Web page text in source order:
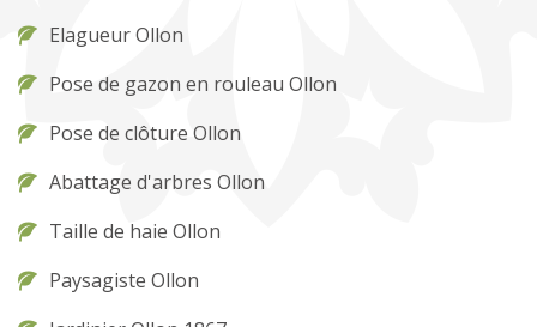
Elagueur Ollon
Pose de gazon en rouleau Ollon
Pose de clôture Ollon
Abattage d'arbres Ollon
Taille de haie Ollon
Paysagiste Ollon